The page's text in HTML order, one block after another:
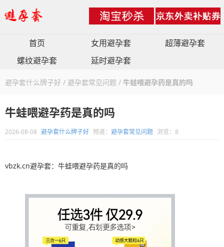
首页 女用避孕套
超薄避孕套
螺纹避孕套
延时避孕套
避孕套什么牌子好 / 避孕套常见问题 / 牛蛙喂避孕药是真的吗
牛蛙喂避孕药是真的吗
2026-08-08 避孕套什么牌子好 频道： 避孕套常见问题 浏览：8
vbzk.cn避孕套：牛蛙喂避孕药是真的吗